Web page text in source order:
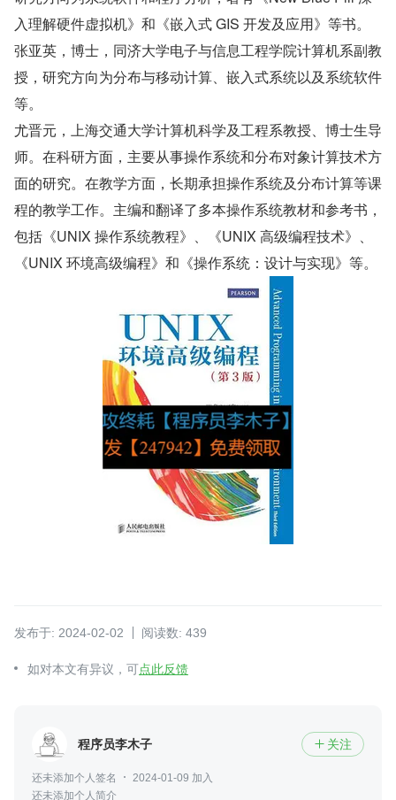
入理解硬件虚拟机》和《嵌入式 GIS 开发及应用》等书。
张亚英，博士，同济大学电子与信息工程学院计算机系副教
授，研究方向为分布与移动计算、嵌入式系统以及系统软件
等。
尤晋元，上海交通大学计算机科学及工程系教授、博士生导
师。在科研方面，主要从事操作系统和分布对象计算技术方
面的研究。在教学方面，长期承担操作系统及分布计算等课
程的教学工作。主编和翻译了多本操作系统教材和参考书，
包括《UNIX 操作系统教程》、《UNIX 高级编程技术》、
《UNIX 环境高级编程》和《操作系统：设计与实现》等。
发布于: 2024-02-02 阅读数: 439
如对本文有异议，可点此反馈
程序员李木子  关注
还未添加个人签名
2024-01-09 加入
还未添加个人简介